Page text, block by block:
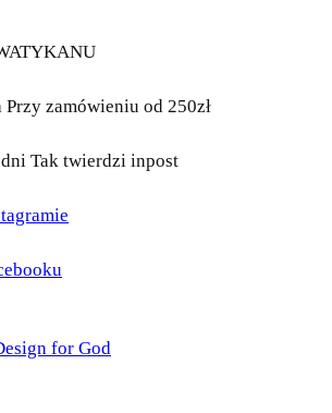
zamówieniu od 250zł
Tak twierdzi inpost